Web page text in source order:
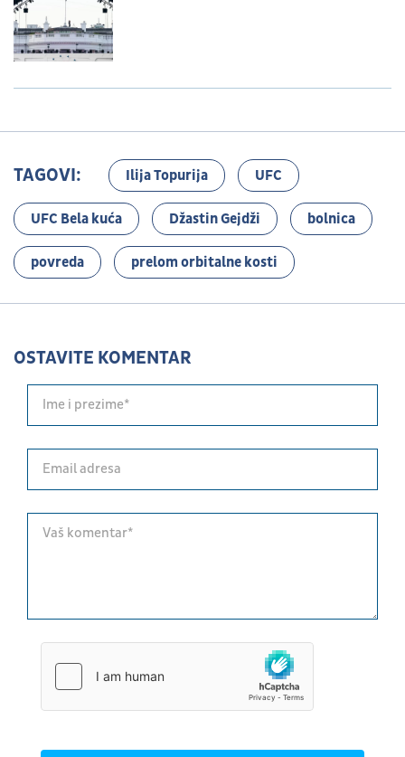
TAGOVI: Ilija Topurija UFC
UFC Bela kuća Džastin Gejdži bolnica
povreda prelom orbitalne kosti
OSTAVITE KOMENTAR